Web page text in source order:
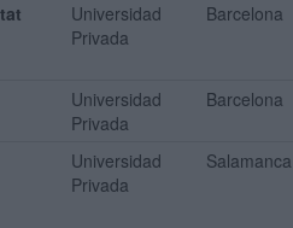
Universidad
Privada
Barcelona
Universidad
Privada
Barcelona
Universidad
Privada
Salamanca